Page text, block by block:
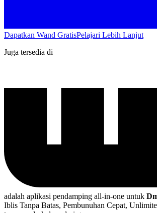
Dapatkan Wand GratisPelajari Lebih Lanjut
Juga tersedia di
adalah aplikasi pendamping all-in-one untuk
Iblis Tanpa Batas, Pembunuhan Cepat,